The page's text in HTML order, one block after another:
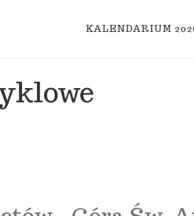
KALENDARIUM